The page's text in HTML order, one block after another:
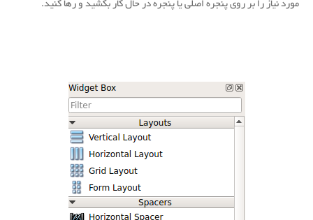
مورد نیاز را بر روی پنجره اصلی یا پنجره در حال کار بکشید و رها کنید.